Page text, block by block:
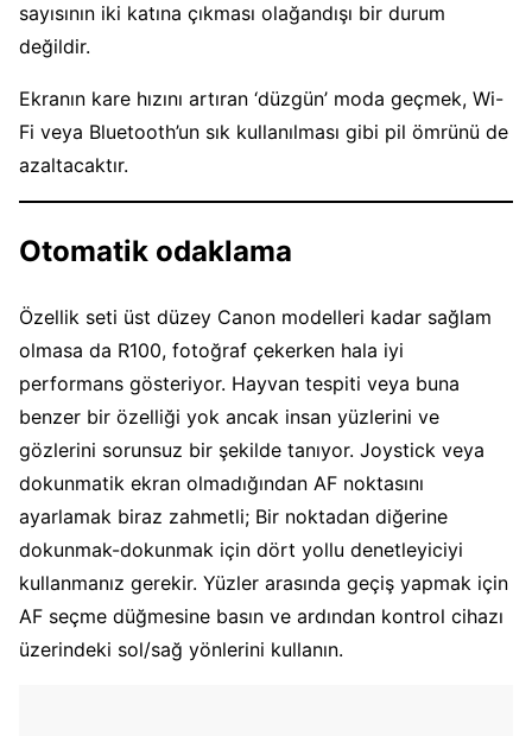
sayısının iki katına çıkması olağandışı bir durum
değildir.
Ekranın kare hızını artıran ‘düzgün’ moda geçmek, Wi-
Fi veya Bluetooth’un sık kullanılması gibi pil ömrünü de
azaltacaktır.
Otomatik odaklama
Özellik seti üst düzey Canon modelleri kadar sağlam
olmasa da R100, fotoğraf çekerken hala iyi
performans gösteriyor. Hayvan tespiti veya buna
benzer bir özelliği yok ancak insan yüzlerini ve
gözlerini sorunsuz bir şekilde tanıyor. Joystick veya
dokunmatik ekran olmadığından AF noktasını
ayarlamak biraz zahmetli; Bir noktadan diğerine
dokunmak-dokunmak için dört yollu denetleyiciyi
kullanmanız gerekir. Yüzler arasında geçiş yapmak için
AF seçme düğmesine basın ve ardından kontrol cihazı
üzerindeki sol/sağ yönlerini kullanın.